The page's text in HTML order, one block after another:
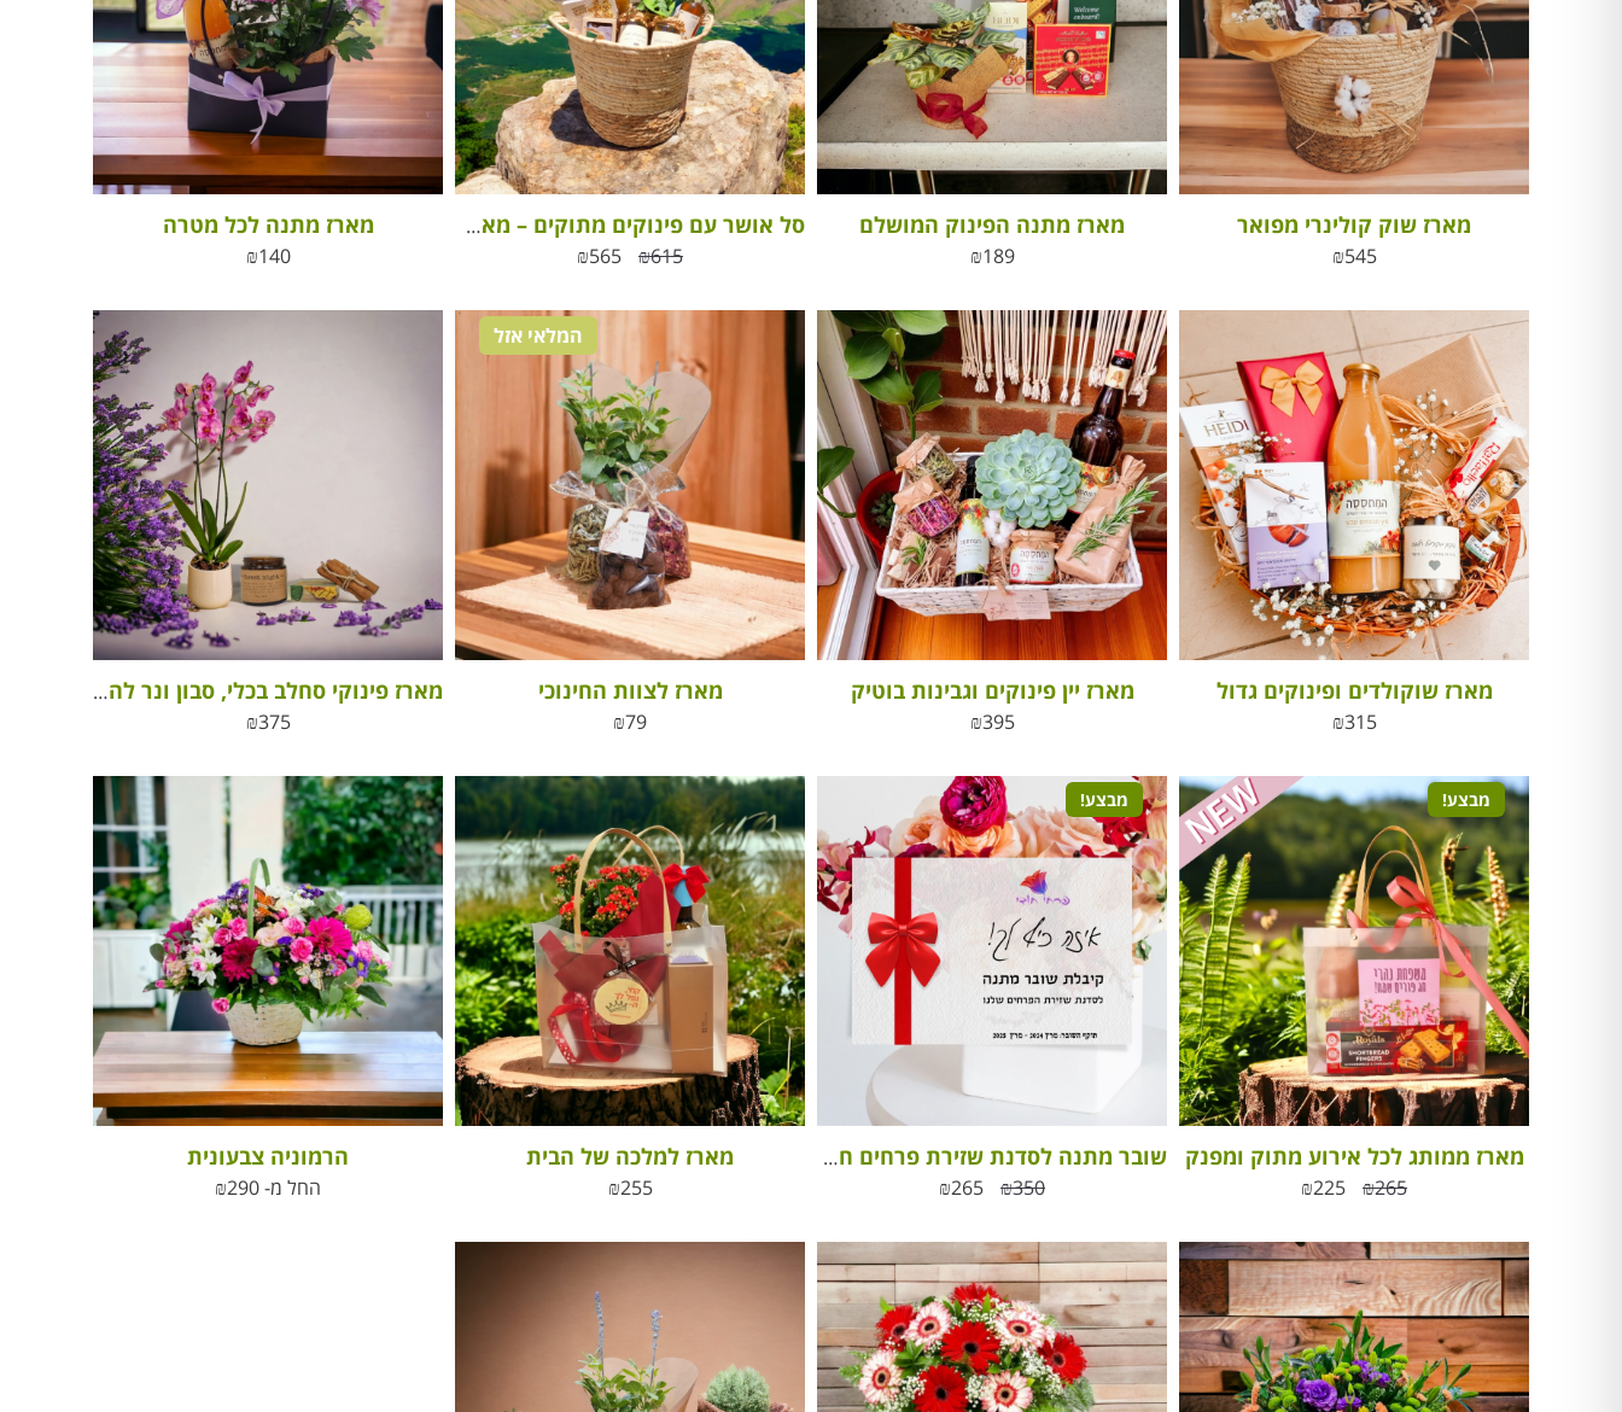
מארז שוק קולינרי מפואר
₪545
מארז מתנה הפינוק המושלם
₪189
סל אושר עם פינוקים מתוקים – מארז בסופר סטייל
₪615
₪565
מארז מתנה לכל מטרה
₪140
מארז שוקולדים ופינוקים גדול
₪315
מארז יין פינוקים וגבינות בוטיק
₪395
המלאי אזל
מארז לצוות החינוכי
₪79
מארז פינוקי סחלב בכלי, סבון ונר להפחת סטרס
₪375
מבצע!
מארז ממותג לכל אירוע מתוק ומפנק
₪265
₪225
מבצע!
שובר מתנה לסדנת שזירת פרחים חוויתית
₪350
₪265
מארז למלכה של הבית
₪255
הרמוניה צבעונית
החל מ- ₪290